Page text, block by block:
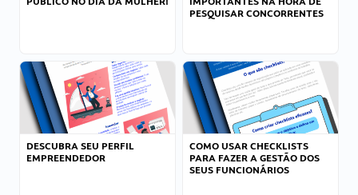
PESQUISAR CONCORRENTES
DESCUBRA SEU PERFIL
EMPREENDEDOR
COMO USAR CHECKLISTS
PARA FAZER A GESTÃO DOS
SEUS FUNCIONÁRIOS